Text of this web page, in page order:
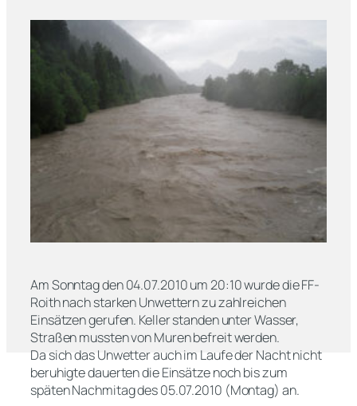
Am Sonntag den 04.07.2010 um 20:10 wurde die FF-
Roith nach starken Unwettern zu zahlreichen
Einsätzen gerufen. Keller standen unter Wasser,
Straßen mussten von Muren befreit werden.
Da sich das Unwetter auch im Laufe der Nacht nicht
beruhigte dauerten die Einsätze noch bis zum
späten Nachmitag des 05.07.2010 (Montag) an.